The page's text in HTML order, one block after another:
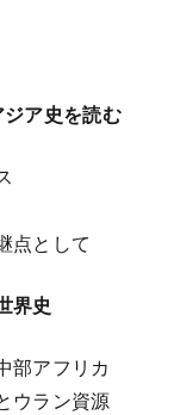
ア史を読む
点として
界史
アフリカ
ウラン資源